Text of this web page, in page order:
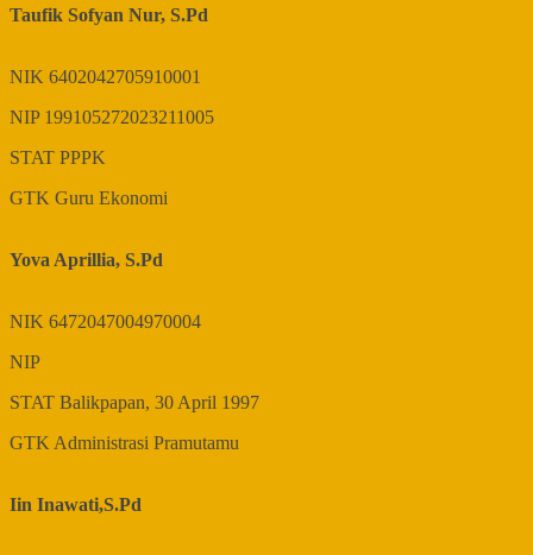
Taufik Sofyan Nur, S.Pd
NIK 6402042705910001
NIP 199105272023211005
STAT PPPK
GTK Guru Ekonomi
Yova Aprillia, S.Pd
NIK 6472047004970004
NIP
STAT Balikpapan, 30 April 1997
GTKAdministrasi Pramutamu
Iin Inawati,S.Pd